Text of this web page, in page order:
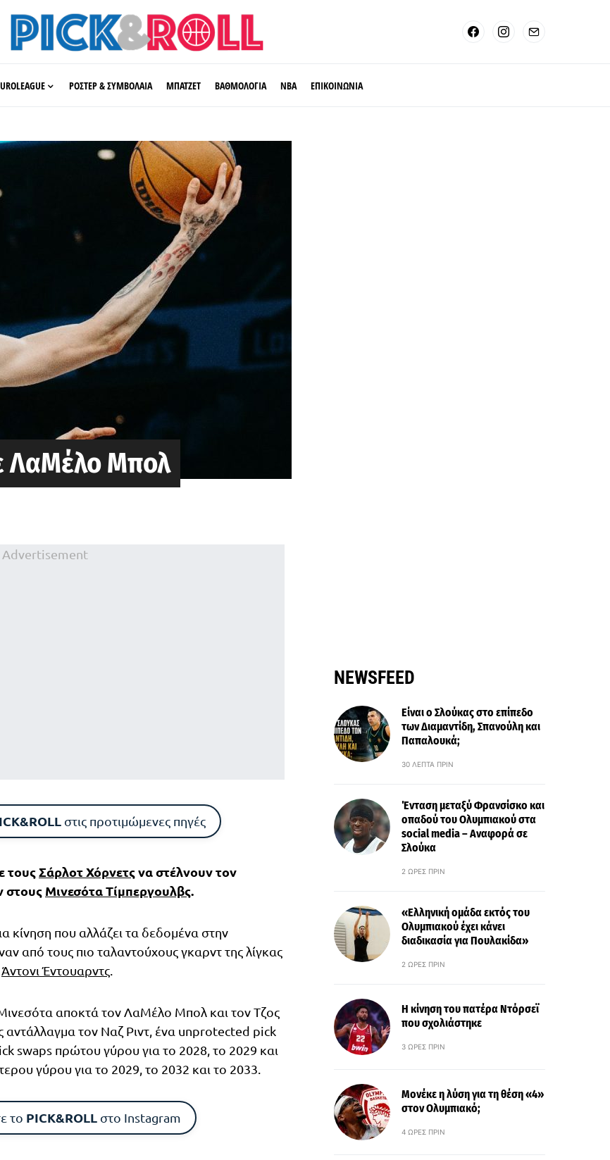
ΡΟΣΤΕΡ & ΣΥΜΒΟΛΑΙΑ ΜΠΑΤΖΕΤ ΒΑΘΜΟΛΟΓΙΑ ΝΒΑ ΕΠΙΚΟΙΝΩΝΙΑ
ΛαΜέλο Μπολ
Advertisement
στις προτιμώμενες πηγές
τουςΣάρλοτ Χόρνετςνα στέλνουν τον
στους Μινεσότα Τίμπεργουλβς.
κίνηση που αλλάζει τα δεδομένα στην
από τους πιο ταλαντούχους γκαρντ της λίγκας
Άντονι Έντουαρντς.
αποκτά τον ΛαΜέλο Μπολ και τον Τζος
αντάλλαγμα τον Ναζ Ριντ, ένα unprotected pick
swaps πρώτου γύρου για το 2028, το 2029 και
γύρου για το 2029, το 2032 και το 2033.
το PICK&ROLL στο Instagram
NEWSFEED
Είναι ο Σλούκας στο επίπεδο
των Διαμαντίδη, Σπανούλη και
Παπαλουκά;
30 ΛΕΠΤΆ ΠΡΙΝ
Ένταση μεταξύ Φρανσίσκο και
οπαδού του Ολυμπιακού στα
social media – Αναφορά σε
Σλούκα
2 ΏΡΕΣ ΠΡΙΝ
«Ελληνική ομάδα εκτός του
Ολυμπιακού έχει κάνει
διαδικασία για Πουλακίδα»
2 ΏΡΕΣ ΠΡΙΝ
Η κίνηση του πατέρα Ντόρσεϊ
που σχολιάστηκε
3 ΏΡΕΣ ΠΡΙΝ
Μονέκε η λύση για τη θέση «4»
στον Ολυμπιακό;
4 ΏΡΕΣ ΠΡΙΝ